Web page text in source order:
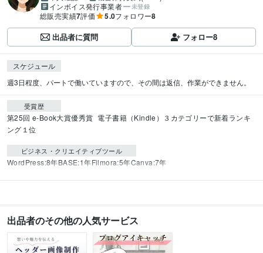
インボイス発行事業者
未登録
総販売実績7評価 5.0フォロワー8
出品者に質問 フォロー8
スケジュール
週3日程度、パートで働いていますので、その間は返信、作業ができません。
受賞歴
第25回 e-Book大賞優秀賞 電子書籍（Kindle）３カテゴリーで新着ランキ
ング１位
ビジネス・クリエイティブツール
WordPress:8年BASE:1年Filmora:5年Canva:7年
出品者のその他の人気サービス